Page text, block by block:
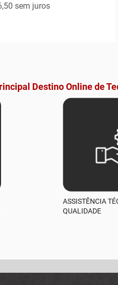
sem juros
Destino Online de
ASSISTÊNCIA
QUALIDADE